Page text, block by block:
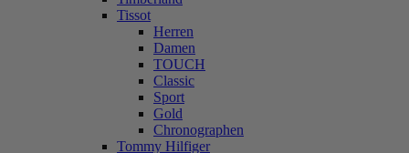
Tissot
Herren
Damen
TOUCH
Classic
Sport
Gold
Chronographen
Tommy Hilfiger